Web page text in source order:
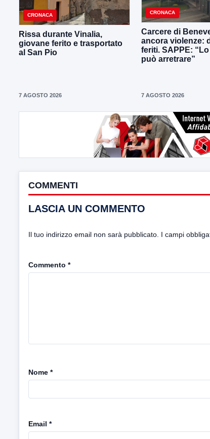
CRONACA
Rissa durante Vinalia,
giovane ferito e trasportato
al San Pio
7 AGOSTO 2026
CRONACA
Carcere di
ancora violenze:
feriti. SAPPE:
può arretrare”
7 AGOSTO 2026
COMMENTI
LASCIA UN COMMENTO
Il tuo indirizzo email non sarà pubblicato. I campi
Commento *
Nome *
Email *